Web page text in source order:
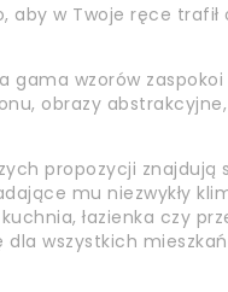
aby w Twoje ręce trafił
wzorów zaspokoi
obrazy
propozycji znajdują
mu niezwykły
łazienka czy
wszystkich